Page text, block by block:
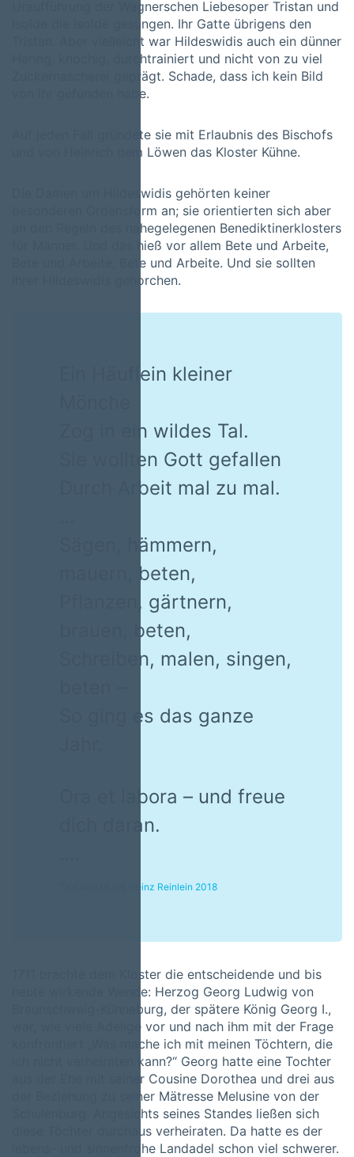
Uraufführung der Wagnerschen Liebesoper Tristan und
Isolde die Isolde gesungen. Ihr Gatte übrigens den
Tristan. Aber vielleicht war Hildeswidis auch ein dünner
Hering, knochig, durchtrainiert und nicht von zu viel
Zuckernascherei geprägt. Schade, dass ich kein Bild
von ihr gefunden habe.
Auf jeden Fall gründete sie mit Erlaubnis des Bischofs
und von Heinrich dem Löwen das Kloster Kühne.
Die Damen um Hildeswidis gehörten keiner
besonderen Ordensform an; sie orientierten sich aber
an den Regeln des nahegelegenen Benediktinerklosters
für Männer. Und das hieß vor allem Bete und Arbeite,
Bete und Arbeite, Bete und Arbeite. Und sie sollten
ihrer Hildeswidis gehorchen.
Ein Häuflein kleiner
Zog in ein wildes Tal.
Sie wollten Gott gefallen
Durch Arbeit mal zu mal.
Sägen, hämmern,
mauern, beten,
Pflanzen, gärtnern,
brauen, beten,
Schreiben, malen, singen,
So ging es das ganze
Ora et labora – und freue
dich daran.
Text und Musik Heinz Reinlein 2018
1711 brachte dem Kloster die entscheidende und bis
heute wirkende Wende: Herzog Georg Ludwig von
Braunschweig-Kühneburg, der spätere König Georg I.,
war, wie viele Adelige vor und nach ihm mit der Frage
konfrontiert „Was mache ich mit meinen Töchtern, die
ich nicht verheiraten kann?“ Georg hatte eine Tochter
aus der Ehe mit seiner Cousine Dorothea und drei aus
der Beziehung zu seiner Mätresse Melusine von der
Schulenburg. Angesichts seines Standes ließen sich
diese Töchter durchaus verheiraten. Da hatte es der
lebens- und sinnenfrohe Landadel schon viel schwerer.